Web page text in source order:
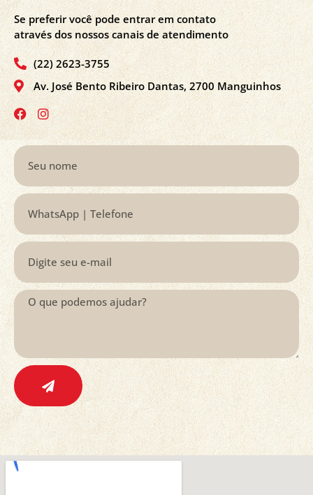
Se preferir você pode entrar em contato
através dos nossos canais de atendimento
(22) 2623-3755
Av. José Bento Ribeiro Dantas, 2700 Manguinhos